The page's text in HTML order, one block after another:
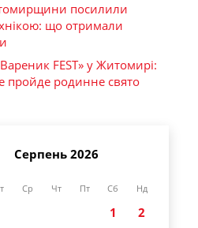
посилили
що отримали
FEST» у Житомирі:
пройде родинне свято
Серпень 2026
Ср Чт Пт Сб Нд
1
2